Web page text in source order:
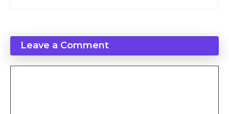
Leave a Comment